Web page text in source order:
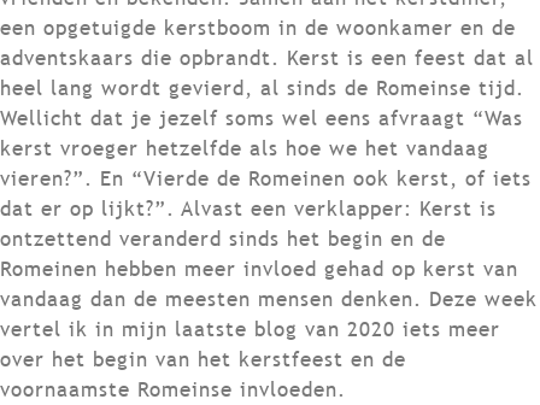
een opgetuigde kerstboom in de woonkamer en de
adventskaars die opbrandt. Kerst is een feest dat al
heel lang wordt gevierd, al sinds de Romeinse tijd.
Wellicht dat je jezelf soms wel eens afvraagt “Was
kerst vroeger hetzelfde als hoe we het vandaag
vieren?”. En “Vierde de Romeinen ook kerst, of iets
dat er op lijkt?”. Alvast een verklapper: Kerst is
ontzettend veranderd sinds het begin en de
Romeinen hebben meer invloed gehad op kerst van
vandaag dan de meesten mensen denken. Deze week
vertel ik in mijn laatste blog van 2020 iets meer
over het begin van het kerstfeest en de
voornaamste Romeinse invloeden.